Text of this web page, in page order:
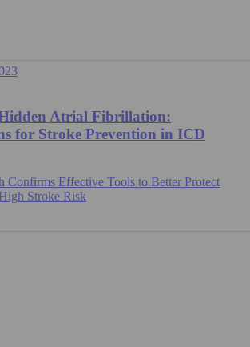
Atrial Fibrillation:
for Stroke Prevention in ICD
Confirms Effective Tools to Better Protect
Stroke Risk